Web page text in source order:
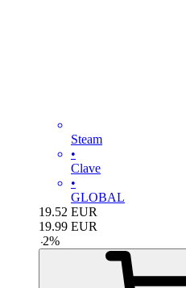
Steam
•
Clave
•
GLOBAL
19.52 EUR
19.99 EUR
-2%